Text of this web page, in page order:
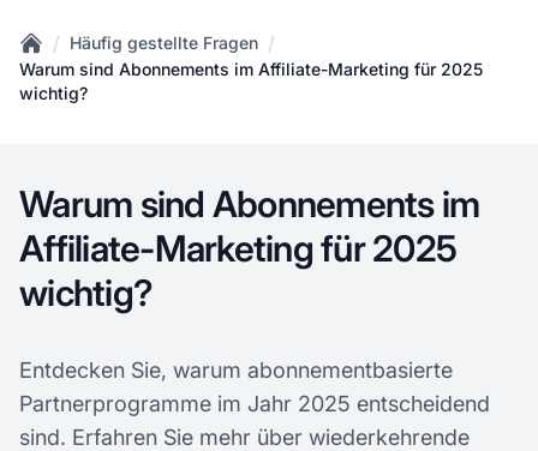
Home
/ Häufig gestellte Fragen /
Warum sind Abonnements im Affiliate-Marketing für 2025
wichtig?
Warum sind Abonnements im
Affiliate-Marketing für 2025
wichtig?
Entdecken Sie, warum abonnementbasierte
Partnerprogramme im Jahr 2025 entscheidend
sind. Erfahren Sie mehr über wiederkehrende